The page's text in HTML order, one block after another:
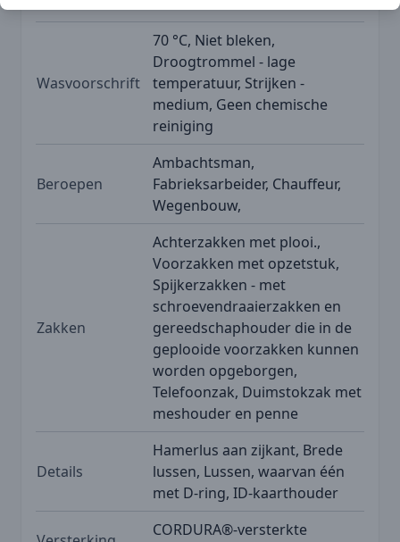
Wasvoorschrift
70 °C, Niet bleken,
Droogtrommel - lage
temperatuur, Strijken -
medium, Geen chemische
reiniging
Beroepen
Ambachtsman,
Fabrieksarbeider, Chauffeur,
Wegenbouw,
Zakken
Achterzakken met plooi.,
Voorzakken met opzetstuk,
Spijkerzakken - met
schroevendraaierzakken en
gereedschaphouder die in de
geplooide voorzakken kunnen
worden opgeborgen,
Telefoonzak, Duimstokzak met
meshouder en penne
Details
Hamerlus aan zijkant, Brede
lussen, Lussen, waarvan één
met D-ring, ID-kaarthouder
CORDURA®-versterkte